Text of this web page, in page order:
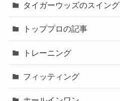
タイガーウッズのスイング
トッププロの記事
トレーニング
フィッティング